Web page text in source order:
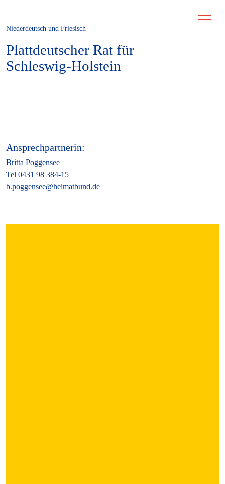
Niederdeutsch und Friesisch
Plattdeutscher Rat für
Schleswig-Holstein
Ansprechpartnerin:
Britta Poggensee
Tel 0431 98 384-15
b.poggensee@heimatbund.de